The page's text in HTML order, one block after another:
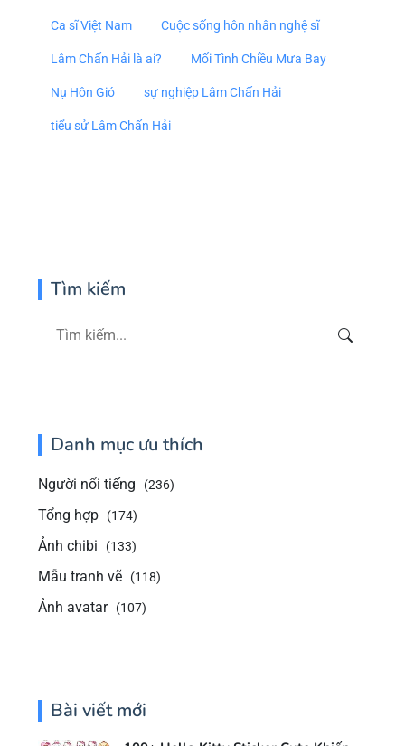
Ca sĩ Việt Nam Cuộc sống hôn nhân nghệ sĩ
Lâm Chấn Hải là ai? Mối Tình Chiều Mưa Bay
Nụ Hôn Gió sự nghiệp Lâm Chấn Hải
tiểu sử Lâm Chấn Hải
Tìm kiếm
Danh mục ưu thích
Người nổi tiếng (236)
Tổng hợp (174)
Ảnh chibi (133)
Mẫu tranh vẽ (118)
Ảnh avatar (107)
Bài viết mới